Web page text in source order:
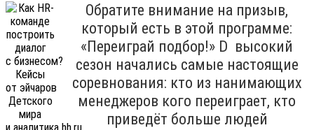
Обратите внимание на призыв,
который есть в этой программе:
«Переиграй подбор!» D высокий
сезон начались самые настоящие
соревнования: кто из нанимающих
менеджеров кого переиграет, кто
приведёт больше людей